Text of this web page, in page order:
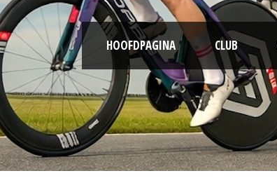
HOOFDPAGINA CLUB